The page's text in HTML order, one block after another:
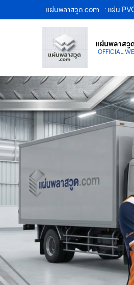
แผ่นพลาสวูด.com : แผ่น
แผ่นพลาสวู
OFFICIAL